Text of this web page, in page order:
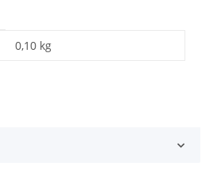
0,10 kg